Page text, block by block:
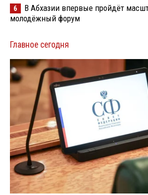
6
В Абхазии впервые пройдёт
молодёжный форум
Главное сегодня